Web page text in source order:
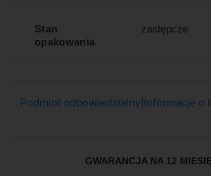
Stan
opakowania
zastępcze
Podmiot odpowiedzialny| Informacje o
GWARANCJA NA 12